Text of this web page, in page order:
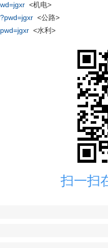
<机电>
<公路>
<水利>
扫一扫